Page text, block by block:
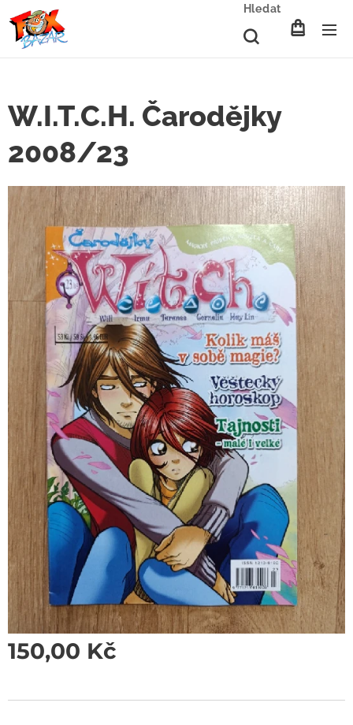
Hledat
W.I.T.C.H. Čarodějky
2008/23
150,00 Kč